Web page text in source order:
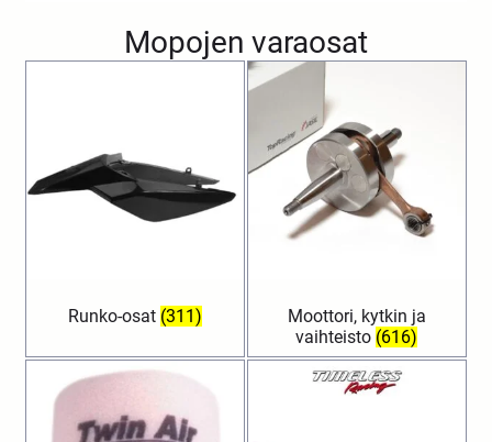
Mopojen varaosat
Runko-osat (311)
Moottori, kytkin ja
vaihteisto (616)